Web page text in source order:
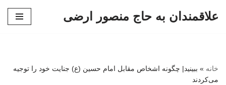
علاقمندان به حاج منصور ارضی
خانه » ببینید| چگونه اشخاص مقابل امام حسین (ع) جنایت خود را توجیه
می‌کردند